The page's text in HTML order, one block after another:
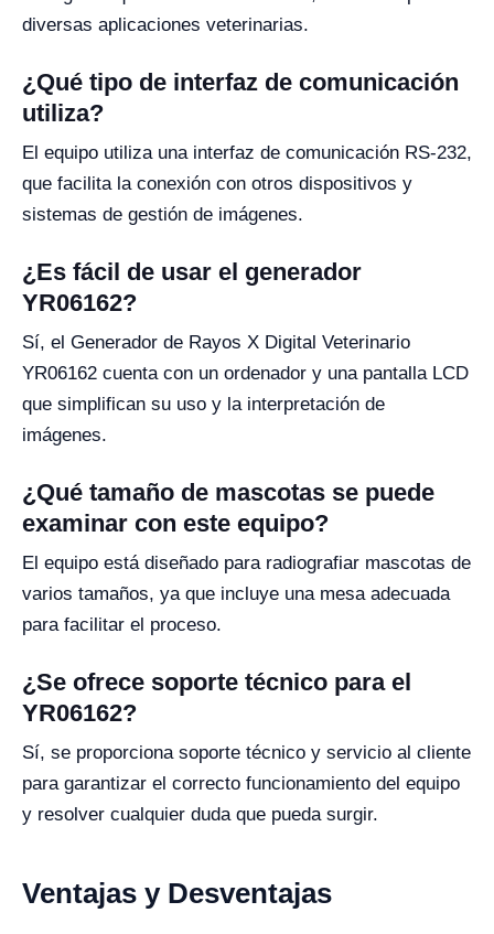
diversas aplicaciones veterinarias.
¿Qué tipo de interfaz de comunicación
utiliza?
El equipo utiliza una interfaz de comunicación RS-232,
que facilita la conexión con otros dispositivos y
sistemas de gestión de imágenes.
¿Es fácil de usar el generador
YR06162?
Sí, el Generador de Rayos X Digital Veterinario
YR06162 cuenta con un ordenador y una pantalla LCD
que simplifican su uso y la interpretación de
imágenes.
¿Qué tamaño de mascotas se puede
examinar con este equipo?
El equipo está diseñado para radiografiar mascotas de
varios tamaños, ya que incluye una mesa adecuada
para facilitar el proceso.
¿Se ofrece soporte técnico para el
YR06162?
Sí, se proporciona soporte técnico y servicio al cliente
para garantizar el correcto funcionamiento del equipo
y resolver cualquier duda que pueda surgir.
Ventajas y Desventajas